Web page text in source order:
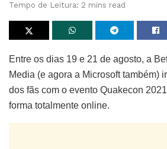
Tempo de Leitura: 2 mins read
Entre os dias 19 e 21 de agosto, a
Media (e agora a Microsoft também)
dos fãs com o evento Quakecon
forma totalmente online.